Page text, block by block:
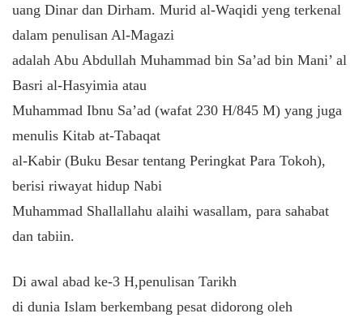
uang Dinar dan Dirham. Murid al-Waqidi yeng terkenal
dalam penulisan Al-Magazi
adalah Abu Abdullah Muhammad bin Sa’ad bin Mani’ al
Basri al-Hasyimia atau
Muhammad Ibnu Sa’ad (wafat 230 H/845 M) yang juga
menulis Kitab at-Tabaqat
al-Kabir (Buku Besar tentang Peringkat Para Tokoh),
berisi riwayat hidup Nabi
Muhammad Shallallahu alaihi wasallam, para sahabat
dan tabiin.
Di awal abad ke-3 H,penulisan Tarikh
di dunia Islam berkembang pesat didorong oleh